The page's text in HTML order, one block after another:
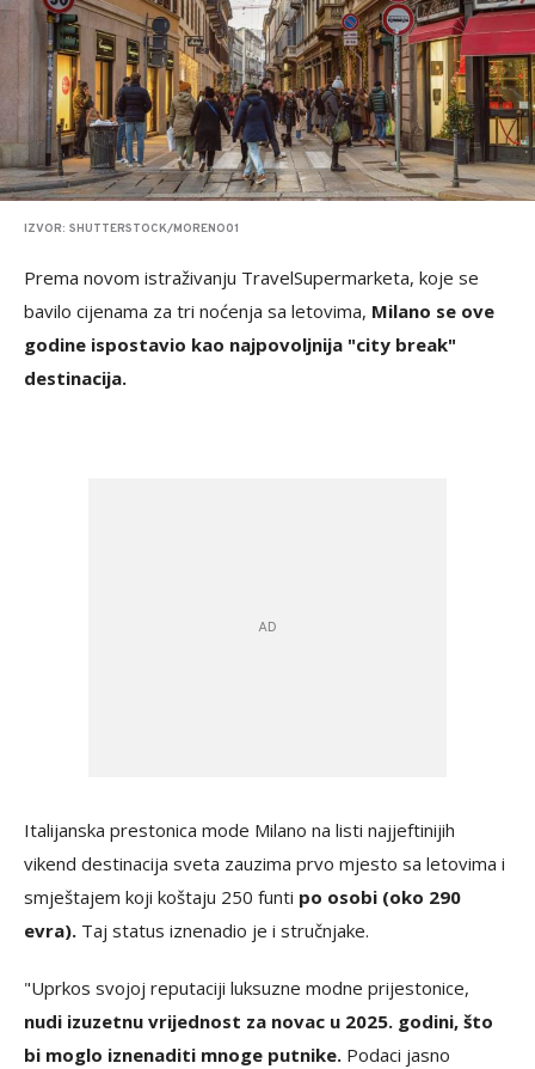
IZVOR: SHUTTERSTOCK/MORENO01
Prema novom istraživanju TravelSupermarketa, koje se
bavilo cijenama za tri noćenja sa letovima, Milano se ove
godine ispostavio kao najpovoljnija "city break"
destinacija.
Italijanska prestonica mode Milano na listi najjeftinijih
vikend destinacija sveta zauzima prvo mjesto sa letovima i
smještajem koji koštaju 250 funti po osobi (oko 290
evra). Taj status iznenadio je i stručnjake.
"Uprkos svojoj reputaciji luksuzne modne prijestonice,
nudi izuzetnu vrijednost za novac u 2025. godini, što
bi moglo iznenaditi mnoge putnike. Podaci jasno